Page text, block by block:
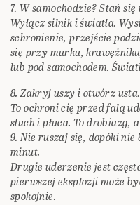
7. W samochodzie? Stań
Wyłącz silnik i światła.
schronienie, przejście
się przy murku,
lub pod samochodem.
8. Zakryj uszy i otwórz usta.
To ochroni cię przed falą
słuch i płuca. To drobiazg,
9. Nie ruszaj się, dopóki
minut.
Drugie uderzenie jest
pierwszej eksplozji może
spokojnie.